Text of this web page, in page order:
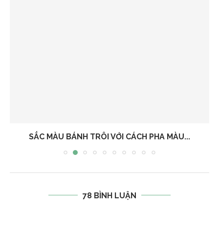
SẮC MÀU BÁNH TRÔI VỚI CÁCH PHA MÀU...
78 BÌNH LUẬN